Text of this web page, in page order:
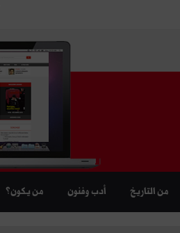
من التاريخ أدب وفنون من يكون؟